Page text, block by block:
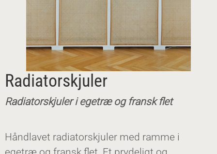
Radiatorskjuler
Radiatorskjuler i egetræ og fransk flet
Håndlavet radiatorskjuler med ramme i